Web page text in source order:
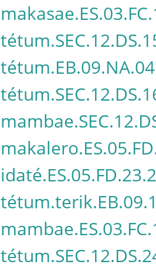
idaté.ES.05.FD.23.2